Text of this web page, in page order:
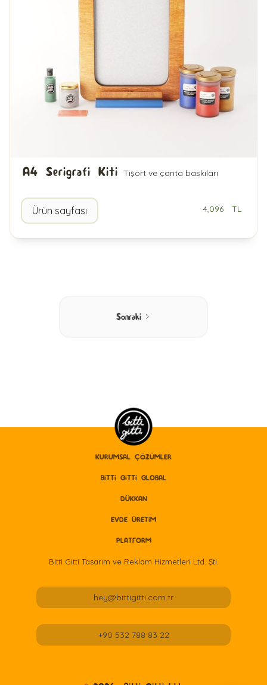
A4 Serigrafi Kiti Tişört ve çanta baskıları
Ürün sayfası 4,096 TL
Sonraki
KURUMSAL ÇÖZÜMLER
BITTI GITTI GLOBAL
DÜKKAN
EVDE ÜRETİM
PLATFORM
Bitti Gitti Tasarım ve Reklam Hizmetleri Ltd. Şti.
hey@bittigitti.com.tr
+90 532 788 83 22